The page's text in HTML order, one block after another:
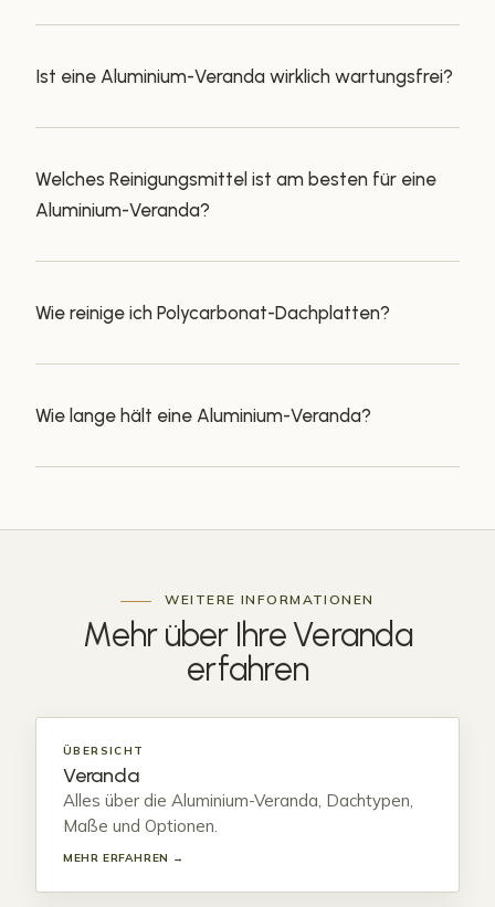
Ist eine Aluminium-Veranda wirklich wartungsfrei?
Welches Reinigungsmittel ist am besten für eine
Aluminium-Veranda?
Wie reinige ich Polycarbonat-Dachplatten?
Wie lange hält eine Aluminium-Veranda?
WEITERE INFORMATIONEN
Mehr über IhreVeranda
erfahren
ÜBERSICHT
Veranda
Alles über die Aluminium-Veranda, Dachtypen,
Maße und Optionen.
MEHR ERFAHREN →